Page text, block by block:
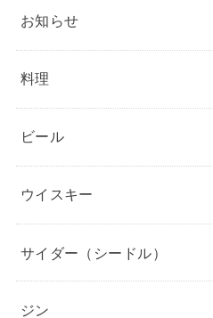
お知らせ
料理
ビール
ウイスキー
サイダー（シードル）
ジン